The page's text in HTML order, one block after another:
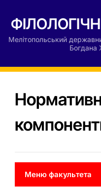
Мелітопольський
Богдана
Меню факультета